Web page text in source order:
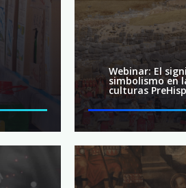
Webinar: El
simbolismo en
culturas